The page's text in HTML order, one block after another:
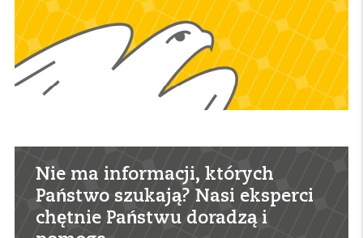
Nie ma informacji, których
Państwo szukają? Nasi eksperci
chętnie Państwu doradzą i